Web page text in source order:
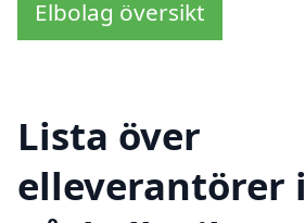
Elbolag översikt
Lista över
elleverantörer i